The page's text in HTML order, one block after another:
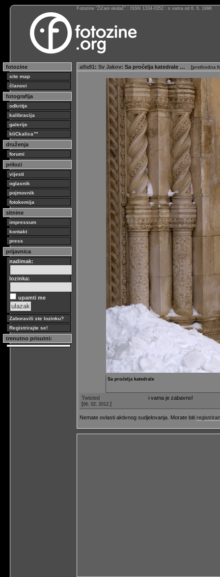
Fotozine “Žičani okidač” : ISSN 1334-0352 : s vama od 6. 6. 1998
fotozine
site map
članovi
fotografija
odkritje
kalibracija
galerije
kliCkalica™
druženja
forumi
prilozi
vijesti
oglasnik
pojmovnik
fotokemija
sitnine
impressum
kontakt
press
prijavnica
nadimak:
lozinka:
upamti me
Zaboravili ste lozinku?
Registrirajte se!
trenutno prisutni:
alfa91 : Sv Jakov: Sa proćelja katedrale … [prethodna
Sa proćelja katedrale
Twisted
[06. 02. 2012. ]
i vama je zabavno!
Nemate ovlasti aktivnog sudjelovanja. Morate biti